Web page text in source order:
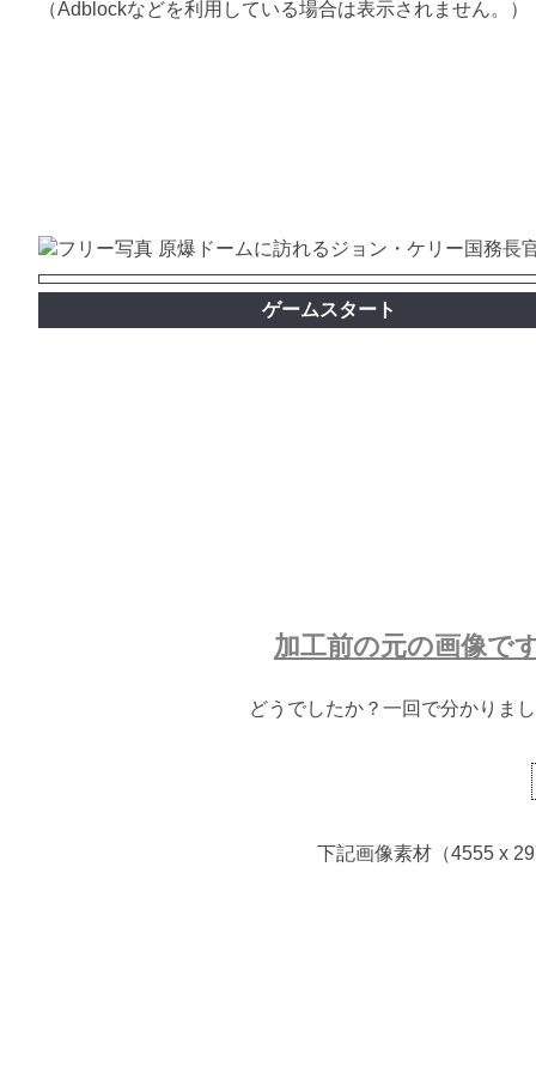
（Adblockなどを利用している場合は表示されません。）
ゲームスタート
加工前の元の画像です
どうでしたか？一回で分かりま
下記画像素材（4555 x